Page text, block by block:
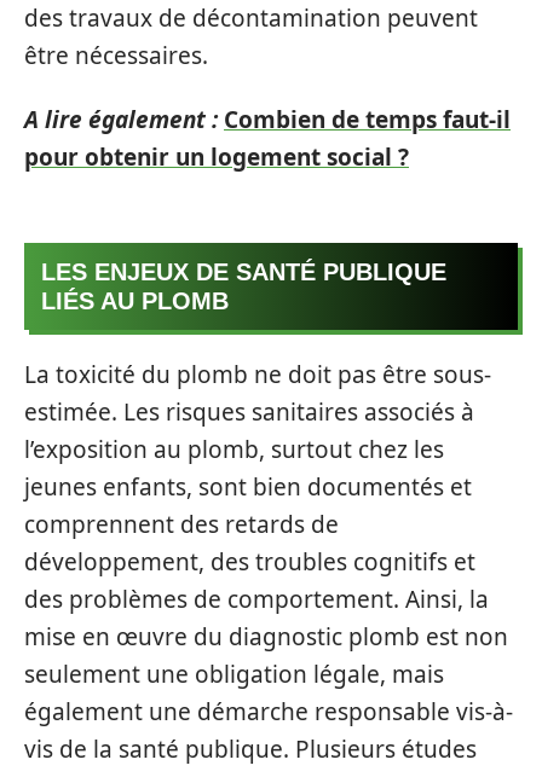
des travaux de décontamination peuvent
être nécessaires.
A lire également : Combien de temps faut-il
pour obtenir un logement social ?
LES ENJEUX DE SANTÉ PUBLIQUE
LIÉS AU PLOMB
La toxicité du plomb ne doit pas être sous-
estimée. Les risques sanitaires associés à
l’exposition au plomb, surtout chez les
jeunes enfants, sont bien documentés et
comprennent des retards de
développement, des troubles cognitifs et
des problèmes de comportement. Ainsi, la
mise en œuvre du diagnostic plomb est non
seulement une obligation légale, mais
également une démarche responsable vis-à-
vis de la santé publique. Plusieurs études